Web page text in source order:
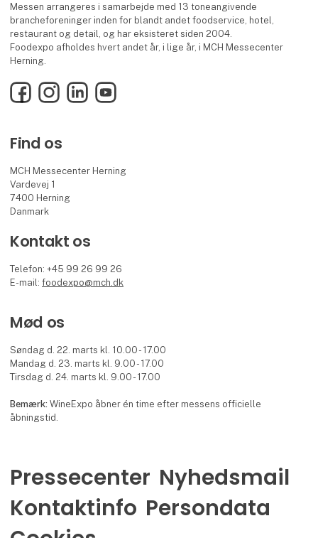
Messen arrangeres i samarbejde med 13 toneangivende
brancheforeninger inden for blandt andet foodservice, hotel,
restaurant og detail, og har eksisteret siden 2004.
Foodexpo afholdes hvert andet år, i lige år, i MCH Messecenter
Herning.
FacebookInstagramLinkedInYouTube
Find os
MCH Messecenter Herning
Vardevej 1
7400 Herning
Danmark
Kontakt os
Telefon: +45 99 26 99 26
E-mail:foodexpo@mch.dk
Mød os
Søndag d. 22. marts kl. 10.00 - 17.00
Mandag d. 23. marts kl. 9.00 - 17.00
Tirsdag d. 24. marts kl. 9.00 - 17.00
Bemærk:WineExpo åbner én time efter messens officielle
åbningstid.
Pressecenter Nyhedsmail
Kontaktinfo Persondata